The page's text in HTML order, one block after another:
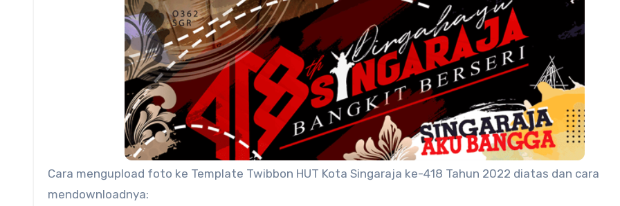
Cara mengupload foto ke Template Twibbon HUT Kota Singaraja ke-418 Tahun 2022 diatas dan cara
mendownloadnya: